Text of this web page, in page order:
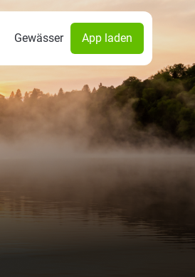
Gewässer App laden